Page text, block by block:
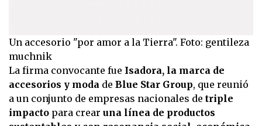
Un accesorio "por amor a la Tierra". Foto: gentileza
muchnik
La firma convocante fue Isadora, la marca de
accesorios y moda de Blue Star Group, que reunió
a un conjunto de empresas nacionales de triple
impacto para crear una línea de productos